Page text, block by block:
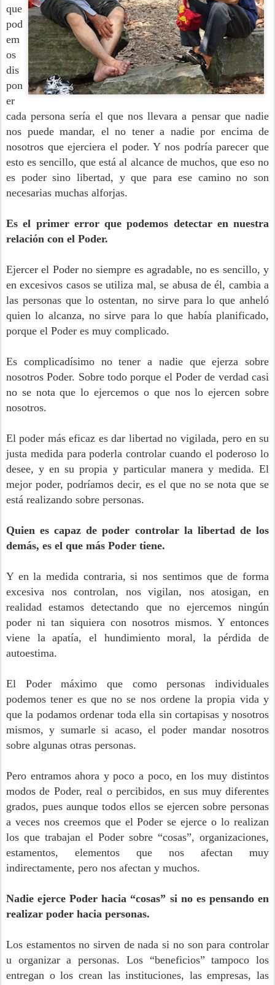
que
pod
em
os
dis
pon
er
cada persona sería el que nos llevara a pensar que nadie
nos puede mandar, el no tener a nadie por encima de
nosotros que ejerciera el poder. Y nos podría parecer que
esto es sencillo, que está al alcance de muchos, que eso no
es poder sino libertad, y que para ese camino no son
necesarias muchas alforjas.
Es el primer error que podemos detectar en nuestra
relación con el Poder.
Ejercer el Poder no siempre es agradable, no es sencillo, y
en excesivos casos se utiliza mal, se abusa de él, cambia a
las personas que lo ostentan, no sirve para lo que anheló
quien lo alcanza, no sirve para lo que había planificado,
porque el Poder es muy complicado.
Es complicadísimo no tener a nadie que ejerza sobre
nosotros Poder. Sobre todo porque el Poder de verdad casi
no se nota que lo ejercemos o que nos lo ejercen sobre
nosotros.
El poder más eficaz es dar libertad no vigilada, pero en su
justa medida para poderla controlar cuando el poderoso lo
desee, y en su propia y particular manera y medida. El
mejor poder, podríamos decir, es el que no se nota que se
está realizando sobre personas.
Quien es capaz de poder controlar la libertad de los
demás, es el que más Poder tiene.
Y en la medida contraria, si nos sentimos que de forma
excesiva nos controlan, nos vigilan, nos atosigan, en
realidad estamos detectando que no ejercemos ningún
poder ni tan siquiera con nosotros mismos. Y entonces
viene la apatía, el hundimiento moral, la pérdida de
autoestima.
El Poder máximo que como personas individuales
podemos tener es que no se nos ordene la propia vida y
que la podamos ordenar toda ella sin cortapisas y nosotros
mismos, y sumarle si acaso, el poder mandar nosotros
sobre algunas otras personas.
Pero entramos ahora y poco a poco, en los muy distintos
modos de Poder, real o percibidos, en sus muy diferentes
grados, pues aunque todos ellos se ejercen sobre personas
a veces nos creemos que el Poder se ejerce o lo realizan
los que trabajan el Poder sobre “cosas”, organizaciones,
estamentos, elementos que nos afectan muy
indirectamente, pero nos afectan y muchos.
Nadie ejerce Poder hacia “cosas” si no es pensando en
realizar poder hacia personas.
Los estamentos no sirven de nada si no son para controlar
u organizar a personas. Los “beneficios” tampoco los
entregan o los crean las instituciones, las empresas, las